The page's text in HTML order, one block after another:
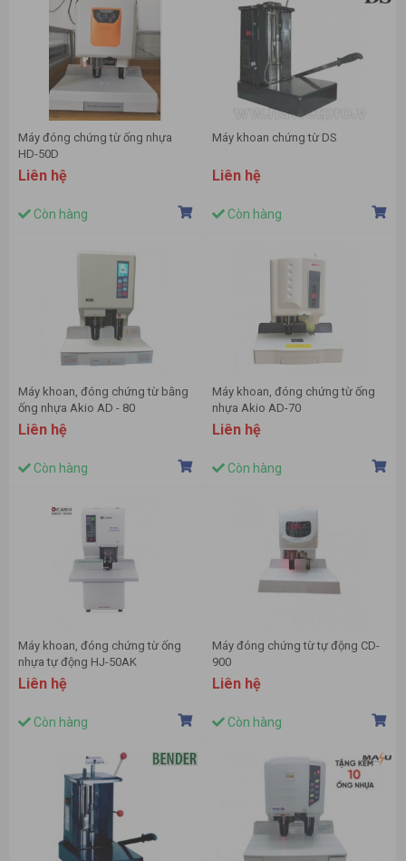
Máy đóng chứng từ ống nhựa
HD-50D
Liên hệ
Còn hàng
Máy khoan chứng từ DS
Liên hệ
Còn hàng
Máy khoan, đóng chứng từ bằng
ống nhựa Akio AD - 80
Liên hệ
Còn hàng
Máy khoan, đóng chứng từ ống
nhựa Akio AD-70
Liên hệ
Còn hàng
Máy khoan, đóng chứng từ ống
nhựa tự động HJ-50AK
Liên hệ
Còn hàng
Máy đóng chứng từ tự động CD-
900
Liên hệ
Còn hàng